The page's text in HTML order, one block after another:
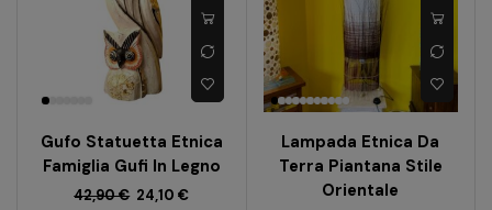
Gufo Statuetta Etnica
Famiglia Gufi In Legno
42,90€ 24,10€
Lampada Etnica Da
Terra Piantana Stile
Orientale